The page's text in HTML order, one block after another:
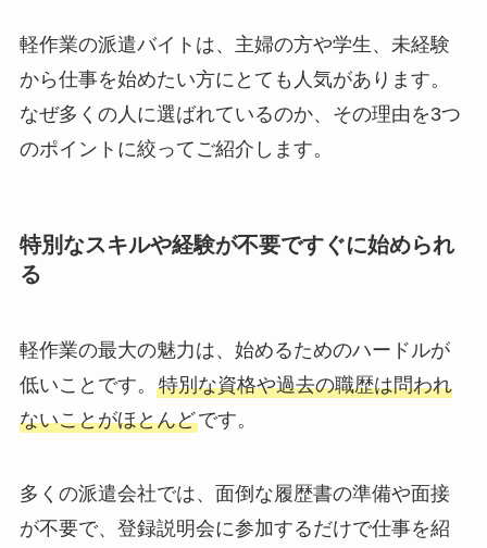
軽作業の派遣バイトは、主婦の方や学生、未経験
から仕事を始めたい方にとても人気があります。
なぜ多くの人に選ばれているのか、その理由を3つ
のポイントに絞ってご紹介します。
特別なスキルや経験が不要ですぐに始められ
る
軽作業の最大の魅力は、始めるためのハードルが
低いことです。 特別な資格や過去の職歴は問われ
ないことがほとんどです。
多くの派遣会社では、面倒な履歴書の準備や面接
が不要で、登録説明会に参加するだけで仕事を紹